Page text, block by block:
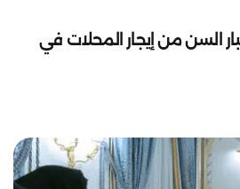
السن من إيجار المحلات في